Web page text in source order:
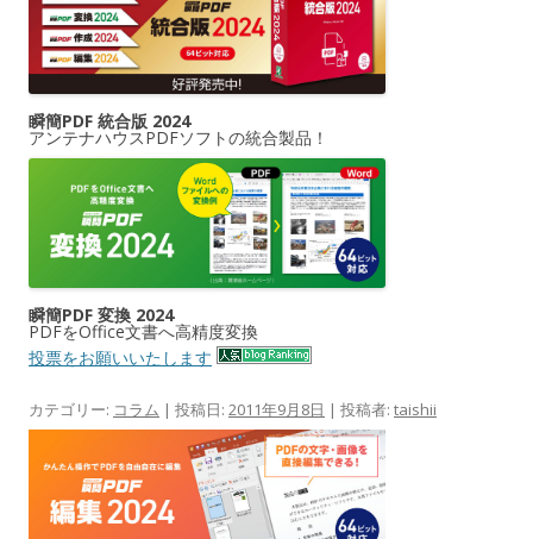
瞬簡PDF 統合版 2024
アンテナハウスPDFソフトの統合製品！
瞬簡PDF 変換 2024
PDFをOffice文書へ高精度変換
投票をお願いいたします
カテゴリー: コラム | 投稿日: 2011年9月8日 | 投稿者: taishii